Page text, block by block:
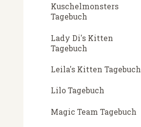
Kuschelmonsters
Tagebuch
Lady Di's Kitten
Tagebuch
Leila's Kitten Tagebuch
Lilo Tagebuch
Magic Team Tagebuch